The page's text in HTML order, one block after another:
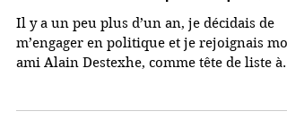
amarres de la politique)
Il y a un peu plus d’un an, je décidais de
m’engager en politique et je rejoignais
la...